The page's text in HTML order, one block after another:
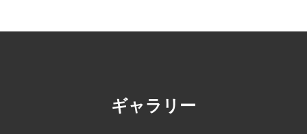
ギャラリー